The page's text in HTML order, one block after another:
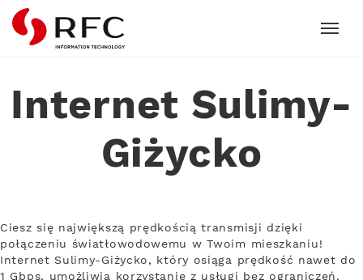
RFC
Internet Sulimy-
Giżycko
Ciesz się największą prędkością transmisji dzięki
połączeniu światłowodowemu w Twoim mieszkaniu!
Internet Sulimy-Giżycko, który osiąga prędkość nawet do
1 Gbps, umożliwia korzystanie z usługi bez ograniczeń.